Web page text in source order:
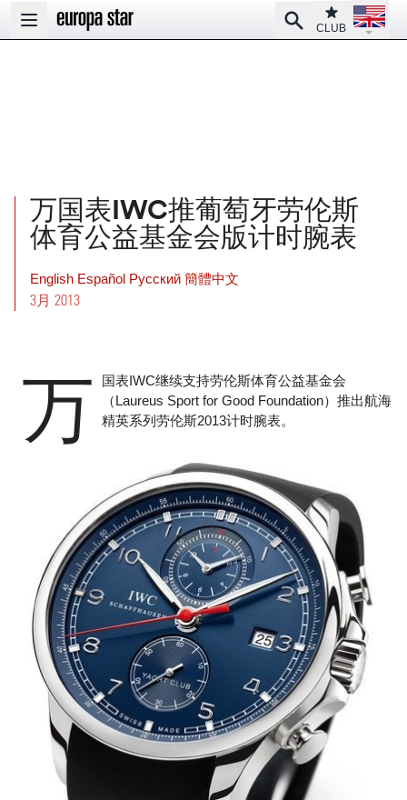
Open main menu
SearchClub
CLUB
Open
万国表IWC推葡萄牙劳伦斯
体育公益基金会版计时腕表
English Español Pусский 簡體中文
3月 2013
万
国表IWC继续支持劳伦斯体育公益基金会
（Laureus Sport for Good Foundation）推出航海
精英系列劳伦斯2013计时腕表。